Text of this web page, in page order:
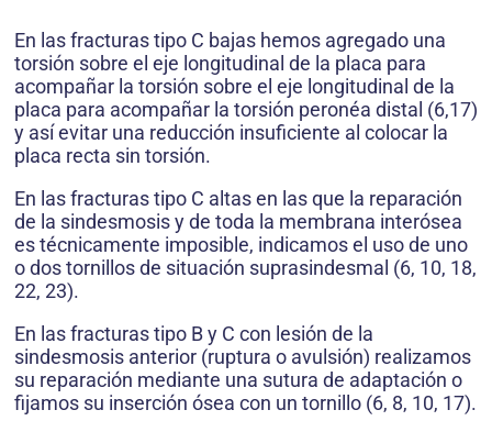
En las fracturas tipo C bajas hemos agregado una
torsión sobre el eje longitudinal de la placa para
acompañar la torsión sobre el eje longitudinal de la
placa para acompañar la torsión peronéa distal (6,17)
y así evitar una reducción insuficiente al colocar la
placa recta sin torsión.
En las fracturas tipo C altas en las que la reparación
de la sindesmosis y de toda la membrana interósea
es técnicamente imposible, indicamos el uso de uno
o dos tornillos de situación suprasindesmal (6, 10, 18,
22, 23).
En las fracturas tipo B y C con lesión de la
sindesmosis anterior (ruptura o avulsión) realizamos
su reparación mediante una sutura de adaptación o
fijamos su inserción ósea con un tornillo (6, 8, 10, 17).